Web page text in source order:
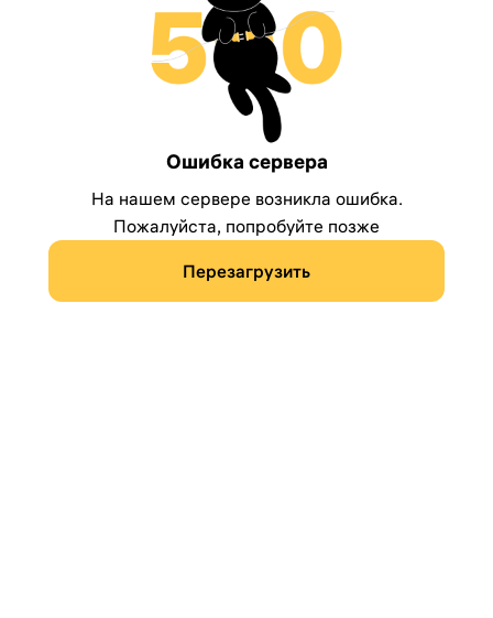
Ошибка сервера
На нашем сервере возникла ошибка.
Пожалуйста, попробуйте позже
Перезагрузить